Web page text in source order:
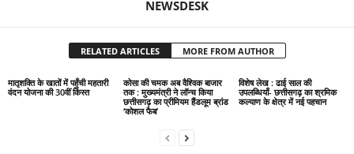
NEWSDESK
RELATED ARTICLES MORE FROM AUTHOR
मातृशक्ति के खातों में पहुँची महतारी
वंदन योजना की 30वीं किस्त
कोसा की चमक अब वैश्विक बाजार
तक : मुख्यमंत्री ने लॉन्च किया
छत्तीसगढ़ का प्रीमियम हैंडलूम ब्रांड
‘कोशल फैब’
विशेष लेख : ढाई साल की
उपलब्धियाँ- छत्तीसगढ़ का श्रमिक
कल्याण के क्षेत्र में नई पहचान